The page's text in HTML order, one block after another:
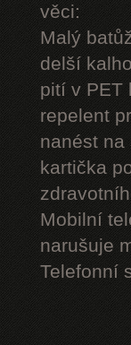
věci:
Malý
delší
pití v PET
repelent
nanést na
kartička
Mobilní
narušuje
Telefonní